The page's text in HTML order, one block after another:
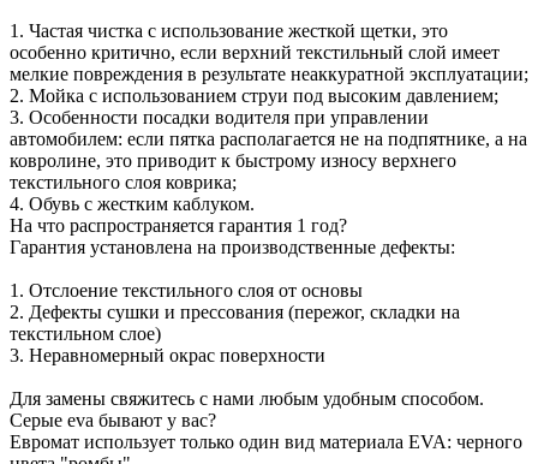
1. Частая чистка с использование жесткой щетки, это
особенно критично, если верхний текстильный слой имеет
мелкие повреждения в результате неаккуратной эксплуатации;
2. Мойка с использованием струи под высоким давлением;
3. Особенности посадки водителя при управлении
автомобилем: если пятка располагается не на подпятнике, а на
ковролине, это приводит к быстрому износу верхнего
текстильного слоя коврика;
4. Обувь с жестким каблуком.
На что распространяется гарантия 1 год?
Гарантия установлена на производственные дефекты:
1. Отслоение текстильного слоя от основы
2. Дефекты сушки и прессования (пережог, складки на
текстильном слое)
3. Неравномерный окрас поверхности
Для замены свяжитесь с нами любым удобным способом.
Серые eva бывают у вас?
Евромат использует только один вид материала EVA: черного